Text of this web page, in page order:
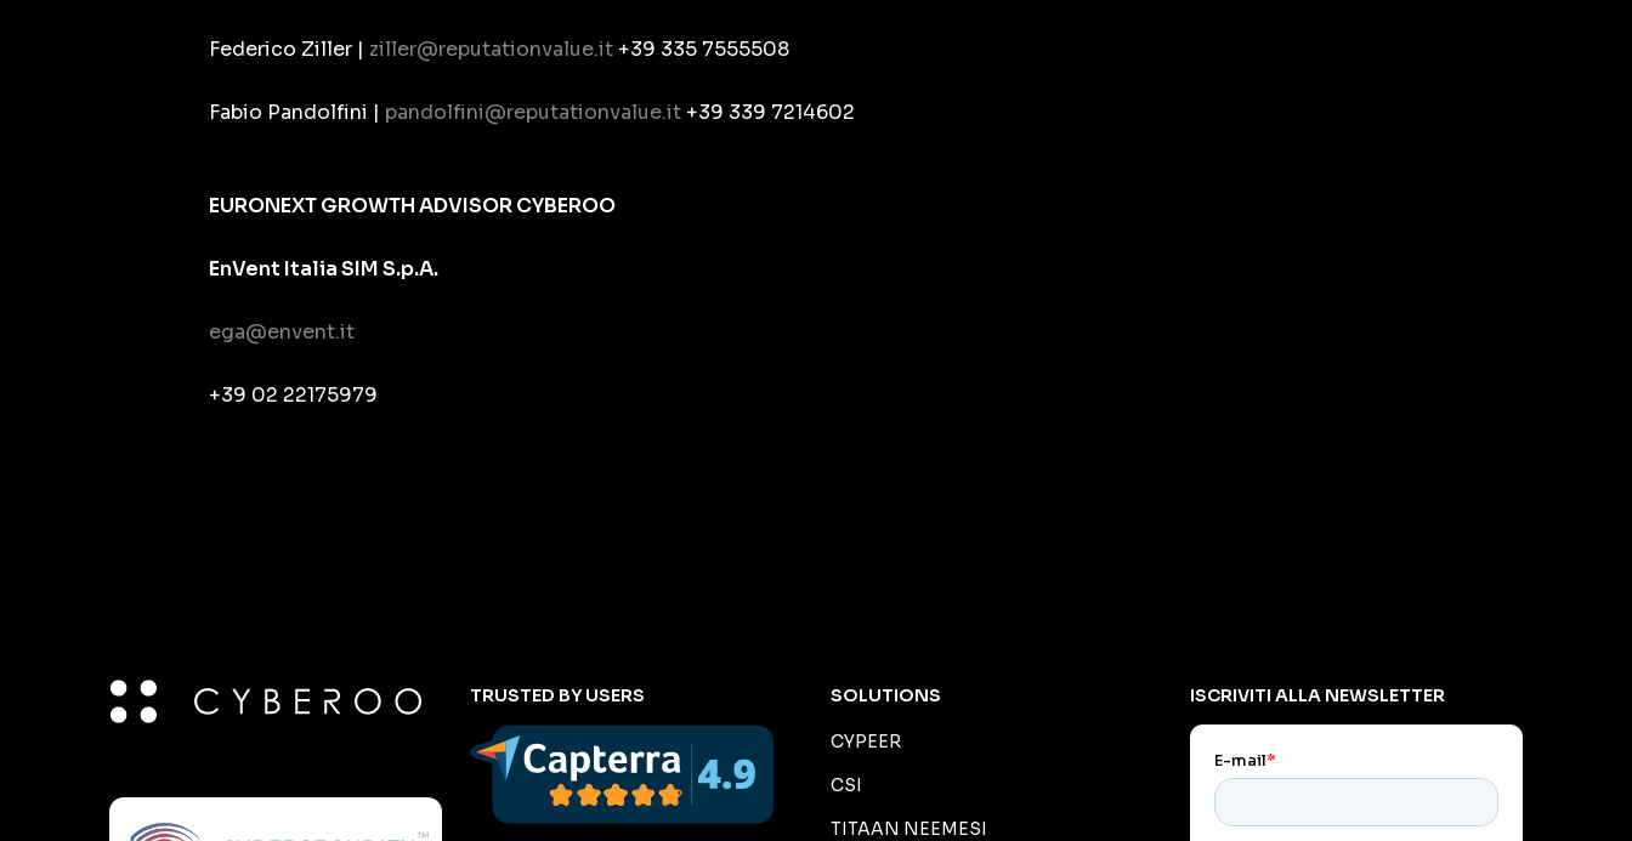
Federico Ziller | ziller@reputationvalue.it +39 335 7555508
Fabio Pandolfini | pandolfini@reputationvalue.it +39 339 7214602
EURONEXT GROWTH ADVISOR CYBEROO
EnVent Italia SIM S.p.A.
ega@envent.it
+39 02 22175979
TRUSTED BY USERS SOLUTIONS
CYPEER
CSI
TITAAN NEEMESI
ISCRIVITI ALLA NEWSLETTER